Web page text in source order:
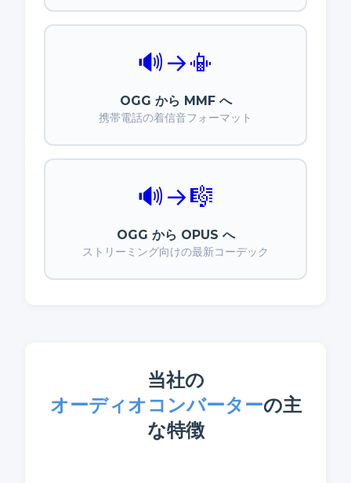
🔊→📳
OGG から MMF へ
携帯電話の着信音フォーマット
🔊→🎼
OGG から OPUS へ
ストリーミング向けの最新コーデック
当社の
オーディオコンバーターの主
な特徴